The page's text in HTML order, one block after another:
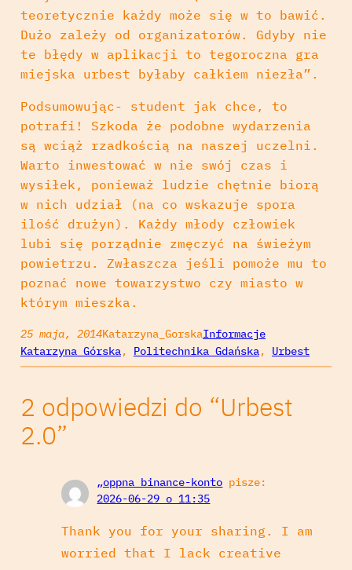
teoretycznie każdy może się w to bawić.
Dużo zależy od organizatorów. Gdyby nie
te błędy w aplikacji to tegoroczna gra
miejska urbest byłaby całkiem niezła”.
Podsumowując- student jak chce, to
potrafi! Szkoda że podobne wydarzenia
są wciąż rzadkością na naszej uczelni.
Warto inwestować w nie swój czas i
wysiłek, ponieważ ludzie chętnie biorą
w nich udział (na co wskazuje spora
ilość drużyn). Każdy młody człowiek
lubi się porządnie zmęczyć na świeżym
powietrzu. Zwłaszcza jeśli pomoże mu to
poznać nowe towarzystwo czy miasto w
którym mieszka.
25 maja, 2014Katarzyna_GorskaInformacje
Katarzyna Górska, Politechnika Gdańska, Urbest
2 odpowiedzi do “Urbest
2.0”
„oppna binance-konto pisze:
2026-06-29 o 11:35
Thank you for your sharing. I am
worried that I lack creative